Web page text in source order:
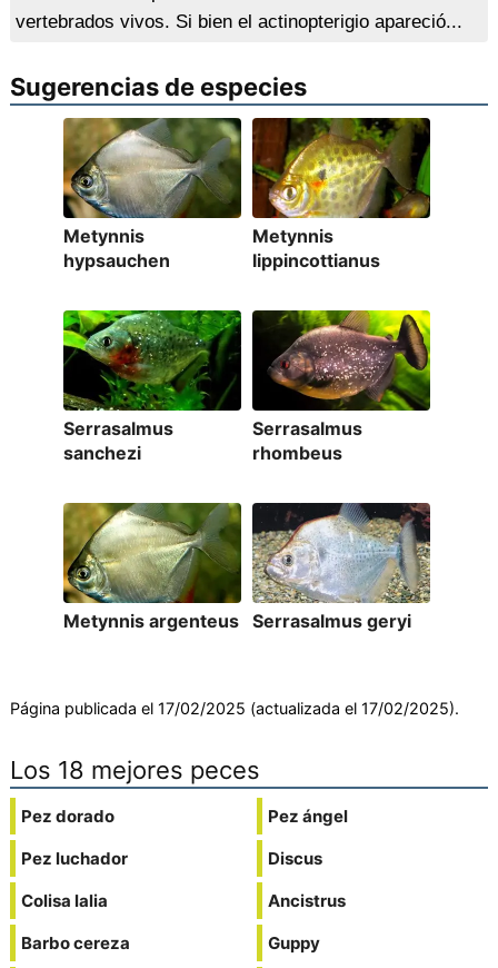
vertebrados vivos. Si bien el actinopterigio apareció...
Sugerencias de especies
Metynnis
hypsauchen
Metynnis
lippincottianus
Serrasalmus
sanchezi
Serrasalmus
rhombeus
Metynnis argenteus Serrasalmus geryi
Página publicada el 17/02/2025 (actualizada el 17/02/2025).
Los 18 mejores peces
Pez dorado
Pez luchador
Colisa lalia
Barbo cereza
Pez ángel
Discus
Ancistrus
Guppy